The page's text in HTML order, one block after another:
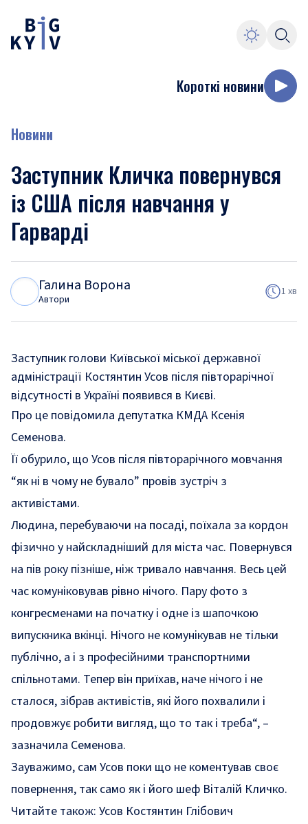
Короткі новини
Новини
Заступник Кличка повернувся
із США після навчання у
Гарварді
Галина Ворона
Автори
1 хв
Заступник голови Київської міської державної
адміністрації Костянтин Усов після півторарічної
відсутності в Україні появився в Києві.
Про це повідомила депутатка КМДА Ксенія
Семенова.
Її обурило, що Усов після півторарічного мовчання
“як ні в чому не бувало” провів зустріч з
активістами.
Людина, перебуваючи на посаді, поїхала за кордон
фізично у найскладніший для міста час. Повернувся
на пів року пізніше, ніж тривало навчання. Весь цей
час комуніковував рівно нічого. Пару фото з
конгресменами на початку і одне із шапочкою
випускника вкінці. Нічого не комунікував не тільки
публічно, а і з професійними транспортними
спільнотами. Тепер він приїхав, наче нічого і не
сталося, зібрав активістів, які його похвалили і
продовжує робити вигляд, що то так і треба“, –
зазначила Семенова.
Зауважимо, сам Усов поки що не коментував своє
повернення, так само як і його шеф Віталій Кличко.
Читайте також: Усов Костянтин Глібович